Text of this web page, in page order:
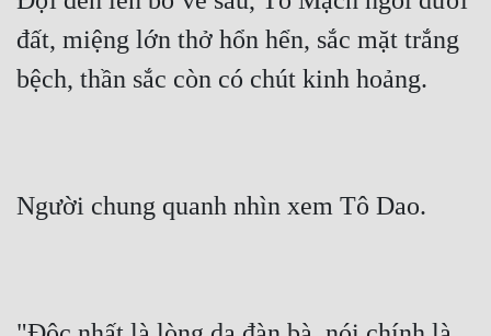
đất, miệng lớn thở hổn hển, sắc mặt trắng
bệch, thần sắc còn có chút kinh hoảng.
Người chung quanh nhìn xem Tô Dao.